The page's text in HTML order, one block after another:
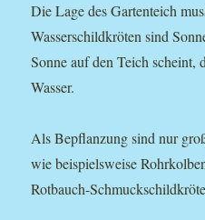
Die Lage des Gartenteich
Wasserschildkröten sind
Sonne auf den Teich scheint,
Wasser.
Als Bepflanzung sind nur
wie beispielsweise
Rotbauch-